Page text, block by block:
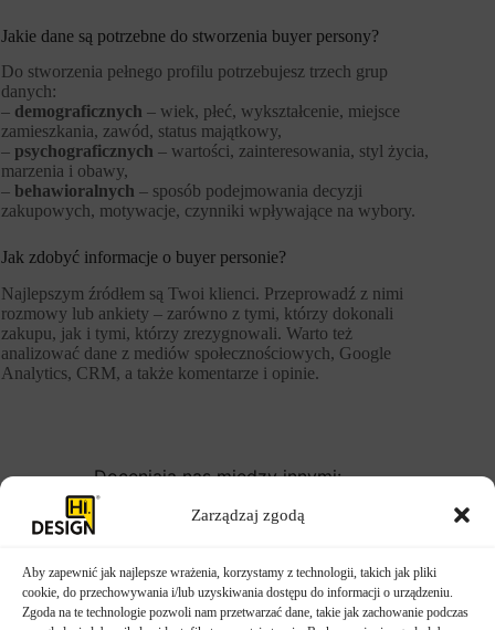
Zarządzaj zgodą
Aby zapewnić jak najlepsze wrażenia, korzystamy z technologii, takich jak pliki
cookie, do przechowywania i/lub uzyskiwania dostępu do informacji o urządzeniu.
Zgoda na te technologie pozwoli nam przetwarzać dane, takie jak zachowanie podczas
Jakie dane są potrzebne do stworzenia buyer persony?
Do stworzenia pełnego profilu potrzebujesz trzech grup
danych:
– demograficznych – wiek, płeć, wykształcenie, miejsce
zamieszkania, zawód, status majątkowy,
– psychograficznych – wartości, zainteresowania, styl życia,
marzenia i obawy,
– behawioralnych – sposób podejmowania decyzji
zakupowych, motywacje, czynniki wpływające na wybory.
Jak zdobyć informacje o buyer personie?
Najlepszym źródłem są Twoi klienci. Przeprowadź z nimi
rozmowy lub ankiety – zarówno z tymi, którzy dokonali
zakupu, jak i tymi, którzy zrezygnowali. Warto też
analizować dane z mediów społecznościowych, Google
Analytics, CRM, a także komentarze i opinie.
Doceniają nas między innymi:
POPRZEDNI NASTĘPNY